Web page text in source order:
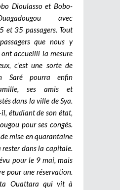
Dioulasso et Bobo-
avec
et 35 passagers. Tout
que nous y
accueilli la mesure
c’est une sorte de
Saré pourra enfin
ses amis et
dans la ville de Sya.
étudiant de son état,
pour ses congés.
de mise en quarantaine
dans la capitale.
pour le 9 mai, mais
pour une réservation.
Ouattara qui vit à